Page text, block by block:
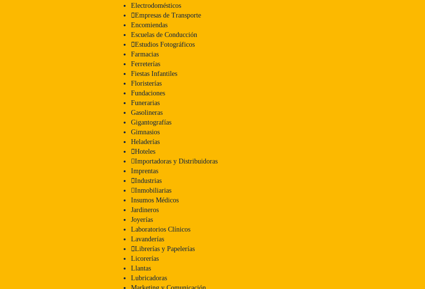
Electrodomésticos
Empresas de Transporte
Encomiendas
Escuelas de Conducción
Estudios Fotográficos
Farmacias
Ferreterías
Fiestas Infantiles
Floristerías
Fundaciones
Funerarias
Gasolineras
Gigantografías
Gimnasios
Heladerías
Hoteles
Importadoras y Distribuidoras
Imprentas
Industrias
Inmobiliarias
Insumos Médicos
Jardineros
Joyerías
Laboratorios Clínicos
Lavanderías
Librerías y Papelerías
Licorerías
Llantas
Lubricadoras